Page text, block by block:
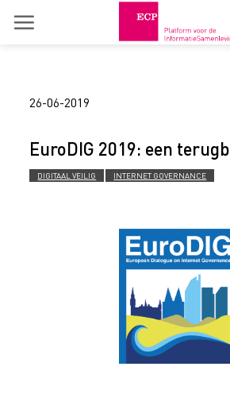
26-06-2019
EuroDIG 2019: een
DIGITAAL VEILIG INTERNET GOVERNANCE